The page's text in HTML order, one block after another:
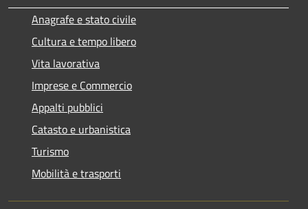
Anagrafe e stato civile
Cultura e tempo libero
Vita lavorativa
Imprese e Commercio
Appalti pubblici
Catasto e urbanistica
Turismo
Mobilità e trasporti